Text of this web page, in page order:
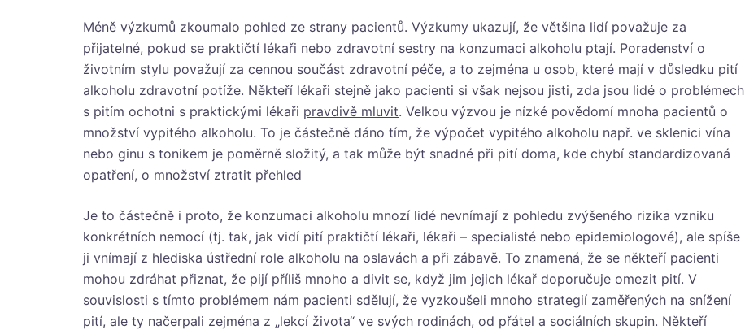
Méně výzkumů zkoumalo pohled ze strany pacientů. Výzkumy ukazují, že většina lidí považuje za
přijatelné, pokud se praktičtí lékaři nebo zdravotní sestry na konzumaci alkoholu ptají. Poradenství o
životním stylu považují za cennou součást zdravotní péče, a to zejména u osob, které mají v důsledku pití
alkoholu zdravotní potíže. Někteří lékaři stejně jako pacienti si však nejsou jisti, zda jsou lidé o problémech
s pitím ochotni s praktickými lékaři pravdivě mluvit. Velkou výzvou je nízké povědomí mnoha pacientů o
množství vypitého alkoholu. To je částečně dáno tím, že výpočet vypitého alkoholu např. ve sklenici vína
nebo ginu s tonikem je poměrně složitý, a tak může být snadné při pití doma, kde chybí standardizovaná
opatření, o množství ztratit přehled
Je to částečně i proto, že konzumaci alkoholu mnozí lidé nevnímají z pohledu zvýšeného rizika vzniku
konkrétních nemocí (tj. tak, jak vidí pití praktičtí lékaři, lékaři – specialisté nebo epidemiologové), ale spíše
ji vnímají z hlediska ústřední role alkoholu na oslavách a při zábavě. To znamená, že se někteří pacienti
mohou zdráhat přiznat, že pijí příliš mnoho a divit se, když jim jejich lékař doporučuje omezit pití. V
souvislosti s tímto problémem nám pacienti sdělují, že vyzkoušeli mnoho strategií zaměřených na snížení
pití, ale ty načerpali zejména z „lekcí života“ ve svých rodinách, od přátel a sociálních skupin. Někteří